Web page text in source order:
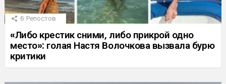
6 Репостов
«Либо крестик сними, либо прикрой одно
место»: голая Настя Волочкова вызвала бурю
критики